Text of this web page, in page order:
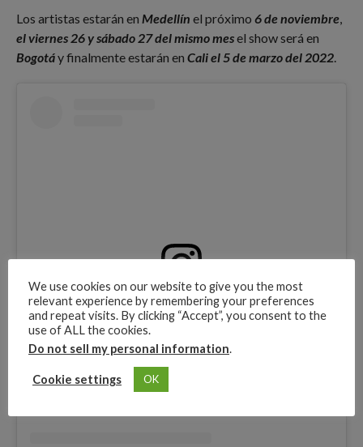
Los artistas estarán en Medellín el próximo 6 de noviembre,
el viernes 26 y sábado 27 del mismo mesel show será en
Bogotáy finalmente estarán en Cali el 5 de marzo del 2022.
View this post on Instagram
We use cookies on our website to give you the most
relevant experience by remembering your preferences
and repeat visits. By clicking “Accept”, you consent to the
use of ALL the cookies.
Do not sell my personal information.
Cookie settings OK